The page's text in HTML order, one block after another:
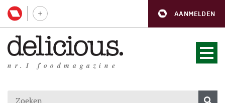
AANMELDEN
nr.1 foodmagazine